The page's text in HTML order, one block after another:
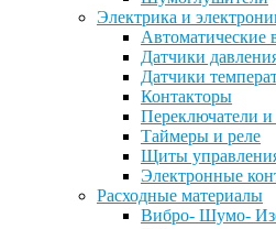
Электрика и
Автоматические
Датчики
Датчики
Контакторы
Переключатели
Таймеры и реле
Щиты
Электронные
Расходные материалы
Вибро- Шумо-